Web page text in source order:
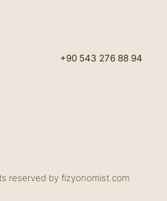
reserved by fizyonomist.com
+90 543 276 88 94